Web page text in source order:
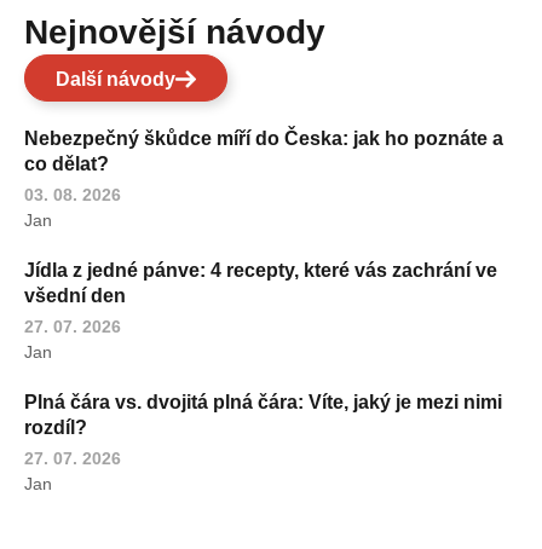
Nejnovější návody
Další návody
Nebezpečný škůdce míří do Česka: jak ho poznáte a
co dělat?
03. 08. 2026
Jan
Jídla z jedné pánve: 4 recepty, které vás zachrání ve
všední den
27. 07. 2026
Jan
Plná čára vs. dvojitá plná čára: Víte, jaký je mezi nimi
rozdíl?
27. 07. 2026
Jan